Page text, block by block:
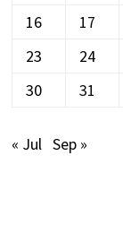
16
17
23
24
30
31
« Jul Sep »